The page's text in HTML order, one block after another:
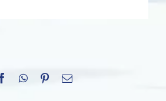
Facebook
WhatsApp
Pinterest
E-